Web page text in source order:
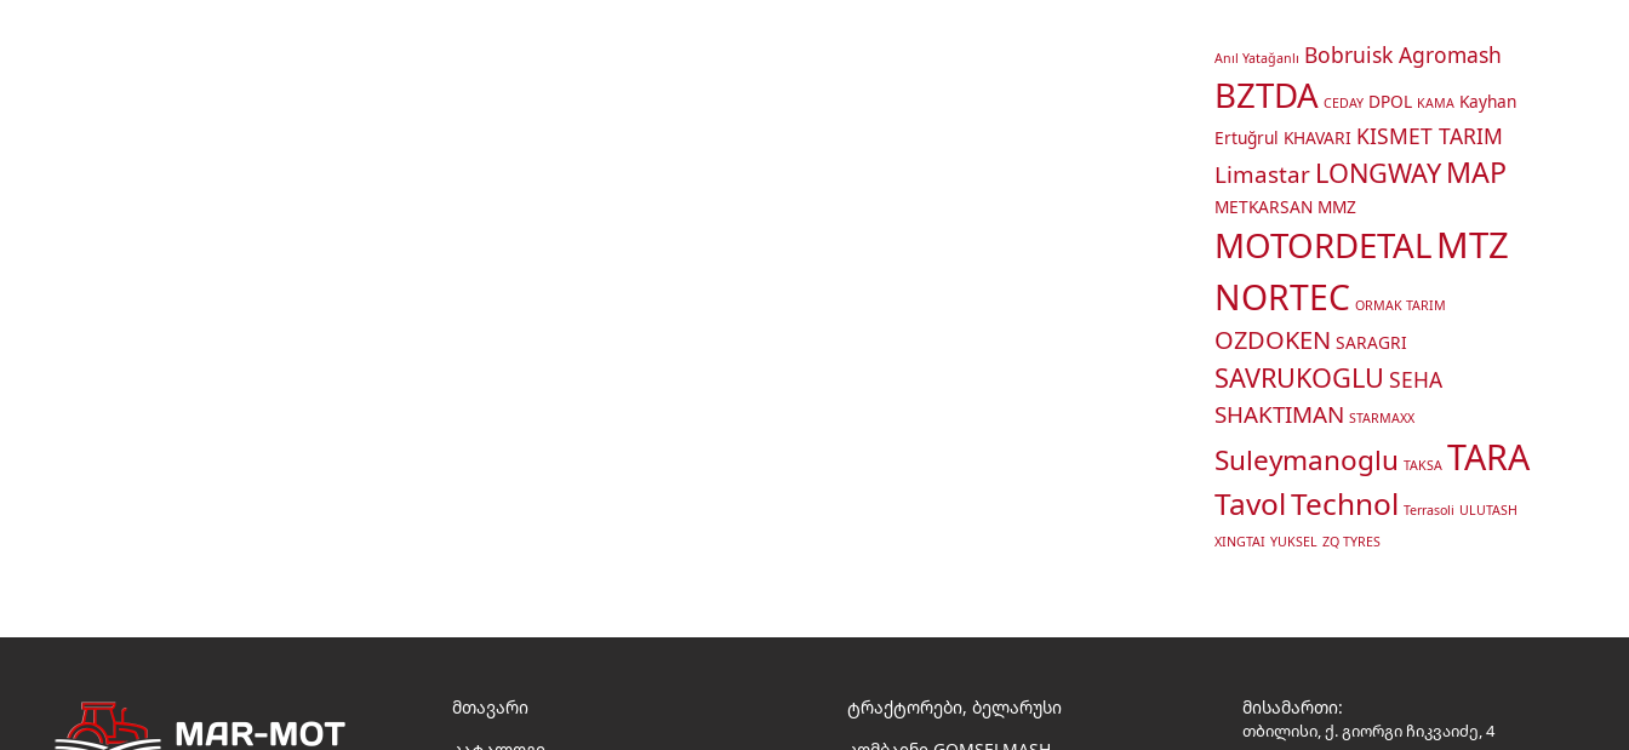
Anıl Yatağanlı Bobruisk Agromash
BZTDA CEDAY DPOL KAMA Kayhan
Ertuğrul KHAVARI KISMET TARIM
Limastar LONGWAY MAP
METKARSAN MMZ
MOTORDETALMTZ
NORTEC ORMAK TARIM
OZDOKEN SARAGRI
SAVRUKOGLU SEHA
SHAKTIMAN STARMAXX
Suleymanoglu TAKSA TARA
TavolTechnol Terrasoli ULUTASH
XINGTAI YUKSEL ZQ TYRES
მთავარი
ტრაქტორები, ბელარუსი
მისამართი:
თბილისი, ქ. გიორგი ჩიკვაიძე, 4